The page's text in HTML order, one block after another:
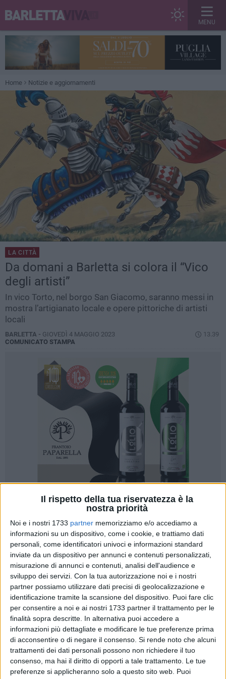
Il rispetto della tua riservatezza è la
nostra priorità
Noi e i nostri 1733 partner memorizziamo e/o accediamo a
informazioni su un dispositivo, come i cookie, e trattiamo dati
personali, come identificatori univoci e informazioni standard
inviate da un dispositivo per annunci e contenuti personalizzati,
misurazione di annunci e contenuti, analisi dell'audience e
sviluppo dei servizi. Con la tua autorizzazione noi e i nostri
partner possiamo utilizzare dati precisi di geolocalizzazione e
identificazione tramite la scansione del dispositivo. Puoi fare clic
per consentire a noi e ai nostri 1733 partner il trattamento per le
finalità sopra descritte. In alternativa puoi accedere a
informazioni più dettagliate e modificare le tue preferenze prima
di acconsentire o di negare il consenso. Si rende noto che alcuni
trattamenti dei dati personali possono non richiedere il tuo
consenso, ma hai il diritto di opporti a tale trattamento. Le tue
preferenze si applicheranno solo a questo sito web. Puoi
MENU
Home Notizie e aggiornamenti
LA CITTÀ
Da domani a Barletta si colora il “Vico
degli artisti”
In vico Torto, nel borgo San Giacomo, saranno messi in
mostra l’artigianato locale e opere pittoriche di artisti
locali
BARLETTA - GIOVEDÌ 4 MAGGIO 2023
13.39
COMUNICATO STAMPA
"Vico degli artisti" sta per arrivare. Il 5-6 maggio, dalle ore 16
alle ore 22, e domenica 7 maggio, dalle ore 9 alle ore 22, gli
artisti accoglieranno cittadini e turisti per dare il via ad un
lungo weekend per riscoprire gli angoli meno conosciuti
della città e molto spesso sconosciuti anche ai nostri
concittadini, ripensandoli in maniera artistica avendo come
fine la "Bellezza".
Nella caratteristica Vico Torto, stradina del borgo San
Giacomo, si ritroverà l'arte, l'artigianato, le antiche tradizioni
della città. Un'invasione di arte che ridefinisce gli spazi